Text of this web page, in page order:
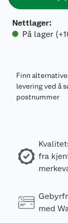
Nettlager:
På lager
Finn
levering ved å
postnummer
fra
med